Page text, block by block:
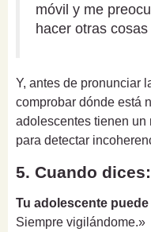
móvil y me
hacer otras
Y, antes de pronunciar
comprobar dónde está
adolescentes tienen un
para detectar
5. Cuando
Tu adolescente
Siempre vigilándome.»